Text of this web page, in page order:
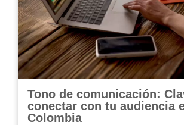
Tono de comunicación:
conectar con tu audiencia
Colombia